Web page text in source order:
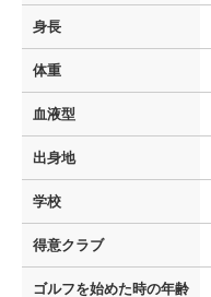
身長
体重
血液型
出身地
学校
得意クラブ
ゴルフを始めた時の年齢